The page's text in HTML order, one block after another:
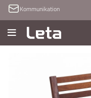
Kommunikation